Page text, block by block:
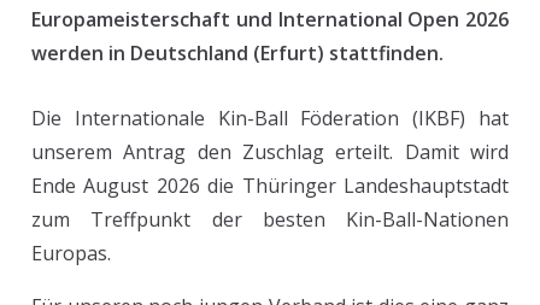
Europameisterschaft und International Open 2026
werden in Deutschland (Erfurt) stattfinden.
Die Internationale Kin-Ball Föderation (IKBF) hat
unserem Antrag den Zuschlag erteilt. Damit wird
Ende August 2026 die Thüringer Landeshauptstadt
zum Treffpunkt der besten Kin-Ball-Nationen
Europas.